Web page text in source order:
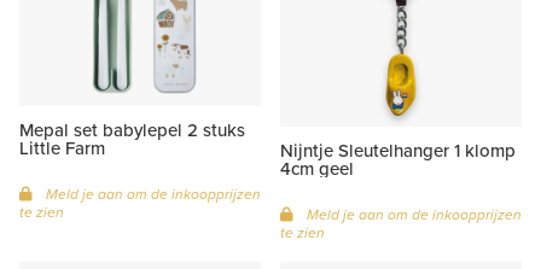
Mepal set babylepel 2 stuks
Little Farm
Meld je aan om de inkoopprijzen
te zien
Nijntje Sleutelhanger 1 klomp
4cm geel
Meld je aan om de inkoopprijzen
te zien